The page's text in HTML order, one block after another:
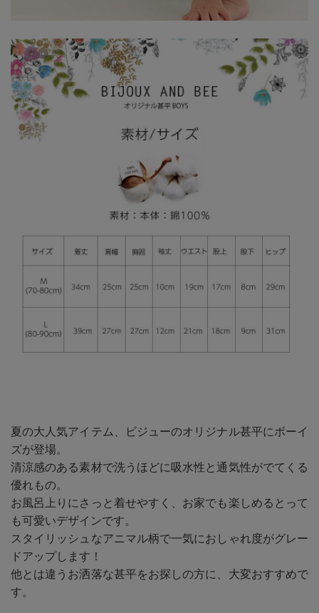
夏の大人気アイテム、ビジューのオリジナル甚平にボーイ
ズが登場。
清涼感のある素材で洗うほどに吸水性と通気性がでてくる
優れもの。
お風呂上りにさっと着せやすく、お家でも楽しめるとって
も可愛いデザインです。
スタイリッシュなアニマル柄で一気におしゃれ度がグレー
ドアップします！
他とは違うお洒落な甚平をお探しの方に、大変おすすめで
す。